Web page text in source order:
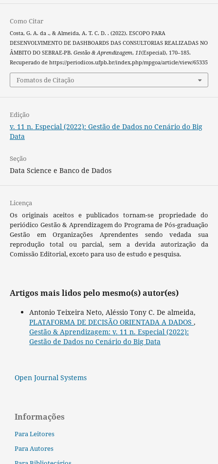
Como Citar
Costa, G. A. da ., & Almeida, A. T. C. D. . (2022). ESCOPO PARA
DESENVOLVIMENTO DE DASHBOARDS DAS CONSULTORIAS REALIZADAS NO
ÂMBITO DO SEBRAE-PB. Gestão & Aprendizagem, 11(Especial), 170–185.
Recuperado de https://periodicos.ufpb.br/index.php/mpgoa/article/view/65335
Fomatos de Citação
Edição
v. 11 n. Especial (2022): Gestão de Dados no Cenário do Big
Data
Seção
Data Science e Banco de Dados
Licença
Os originais aceitos e publicados tornam-se propriedade do
periódico Gestão & Aprendizagem do Programa de Pós-graduação
Gestão em Organizações Aprendentes sendo vedada sua
reprodução total ou parcial, sem a devida autorização da
Comissão Editorial, exceto para uso de estudo e pesquisa.
Artigos mais lidos pelo mesmo(s) autor(es)
Antonio Teixeira Neto, Aléssio Tony C. De almeida,
PLATAFORMA DE DECISÃO ORIENTADA A DADOS ,
Gestão & Aprendizagem: v. 11 n. Especial (2022):
Gestão de Dados no Cenário do Big Data
Open Journal Systems
Informações
Para Leitores
Para Autores